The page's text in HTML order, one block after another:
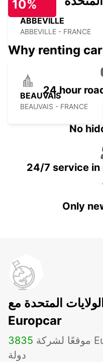
ABBEVILLE
ABBEVILLE - FRANCE
BEAUVAIS
BEAUVAIS - FRANCE
10%
Why renting
24 hour
No
24/7 service
Only
المتحدة مع
Europcar
3835
دولة